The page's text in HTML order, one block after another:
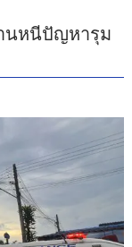
นหนีปัญหารุม